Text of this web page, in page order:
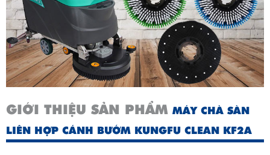
Kích thước đóng gói 1050 x 610 x 1020mm
Xuất xứ: Chính hãng
GIỚI THIỆU SẢN PHẨM MÁY CHÀ SÀN
LIÊN HỢP CÁNH BƯỚM KUNGFU CLEAN KF2A